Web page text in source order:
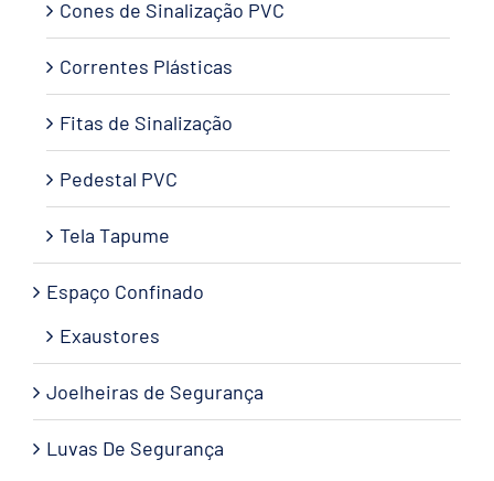
Cones de Sinalização PVC
Correntes Plásticas
Fitas de Sinalização
Pedestal PVC
Tela Tapume
Espaço Confinado
Exaustores
Joelheiras de Segurança
Luvas De Segurança